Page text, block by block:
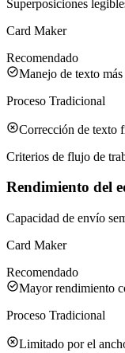
Superposiciones
Card Maker
Recomendado
Manejo de texto
Proceso Tradicional
Corrección de texto
Criterios de flujo de
Rendimiento del
Capacidad de envío
Card Maker
Recomendado
Mayor rendimiento
Proceso Tradicional
Limitado por el